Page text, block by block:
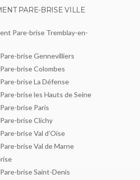
PARE-BRISE VILLE
Pare-brise Tremblay-en-
brise Gennevilliers
brise Colombes
brise La Défense
brise les Hauts de Seine
brise Paris
brise Clichy
brise Val d’Oise
brise Val de Marne
brise Saint-Denis